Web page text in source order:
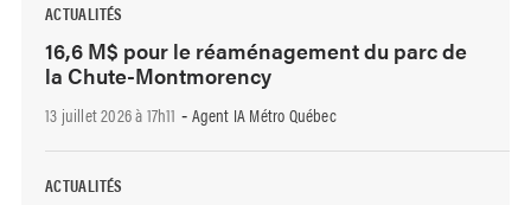
ACTUALITÉS
16,6 M$ pour le réaménagement du parc de
la Chute-Montmorency
13 juillet 2026 à 17h11 - Agent IA Métro Québec
ACTUALITÉS